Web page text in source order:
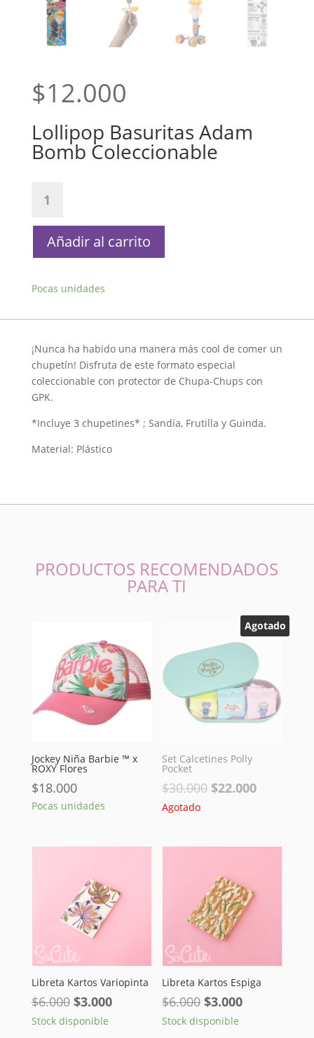
$12.000
Lollipop Basuritas Adam
Bomb Coleccionable
Basuritas
Bomb
Coleccionable
Añadir al carrito
Pocas unidades
¡Nunca ha habido una manera más cool de comer un
chupetín! Disfruta de este formato especial
coleccionable con protector de Chupa-Chups con
GPK.
*Incluye 3 chupetines* ; Sandía, Frutilla y Guinda.
Material: Plástico
PRODUCTOS RECOMENDADOS
PARA TI
Jockey Niña Barbie ™ x
ROXY Flores
$18.000
Pocas unidades
Agotado
Set Calcetines Polly
Pocket
$30.000 El
$22.000El
Agotado
Libreta Kartos Variopinta
$6.000 El
precio
$3.000El
Stock disponible
Libreta Kartos Espiga
$6.000 El
precio
$3.000El
Stock disponible